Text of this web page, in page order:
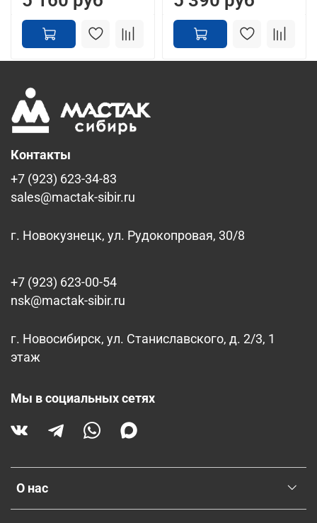
О нас
Контакты
+7 (923) 623-34-83
sales@mactak-sibir.ru
г. Новокузнецк, ул. Рудокопровая, 30/8
+7 (923) 623-00-54
nsk@mactak-sibir.ru
г. Новосибирск, ул. Станиславского, д. 2/3, 1
этаж
Мы в социальных сетях